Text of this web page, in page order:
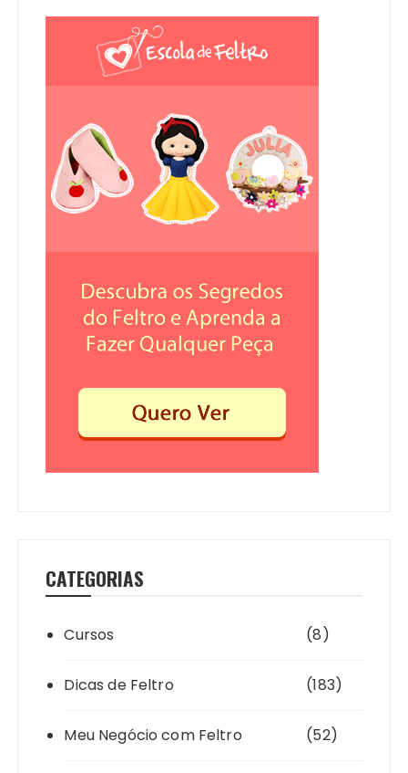
CATEGORIAS
Cursos (8)
Dicas de Feltro (183)
Meu Negócio com Feltro (52)